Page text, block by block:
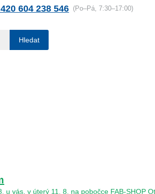
604 238 546 (Po–Pá, 7:30–17:00)
Hledat
u vás, v úterý 11. 8. na pobočce FAB-SHOP